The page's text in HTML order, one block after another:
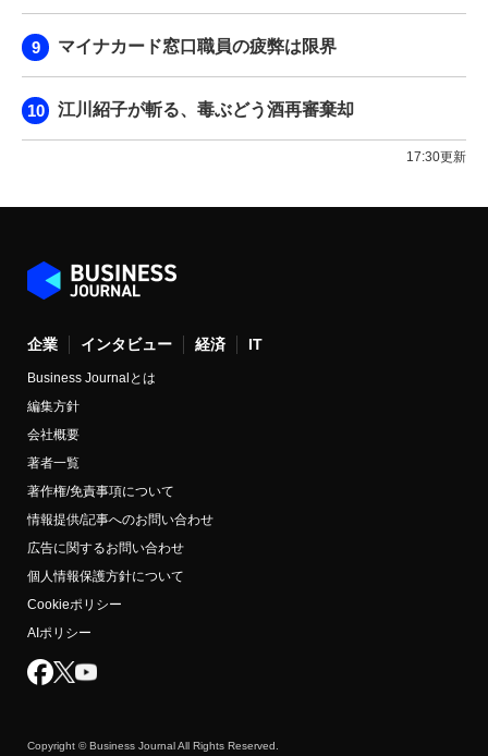
マイナカード窓口職員の疲弊は限界
江川紹子が斬る、毒ぶどう酒再審棄却
17:30更新
企業 インタビュー 経済 IT
Business Journalとは
編集方針
会社概要
著者一覧
著作権/免責事項について
情報提供/記事へのお問い合わせ
広告に関するお問い合わせ
個人情報保護方針について
Cookieポリシー
AIポリシー
Copyright © Business Journal All Rights Reserved.